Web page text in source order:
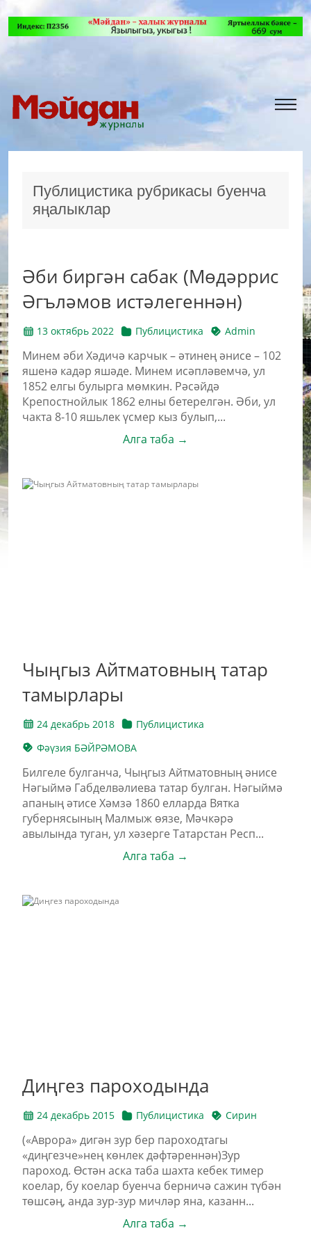
Публицистика рубрикасы буенча
яңалыклар
Әби биргән сабак (Мөдәррис
Әгъләмов истәлегеннән)
13 октябрь 2022 Публицистика Admin
Минем әби Хәдичә карчык – әтинең әнисе – 102
яшенә кадәр яшәде. Минем исәпләвемчә, ул
1852 елгы булырга мөмкин. Рәсәйдә
Крепостнойлык 1862 елны бете­релгән. Әби, ул
чакта 8-10 яшьлек үсмер кыз булып,...
Алга таба →
Чыңгыз Айтматовның татар
тамырлары
24 декабрь 2018
Публицистика
Фәүзия БӘЙРӘМОВА
Билгеле булганча, Чыңгыз Айтматовның әнисе
Нәгыймә Габделвәлиева татар булган. Нәгыймә
апаның әтисе Хәмзә 1860 елларда Вятка
губернясының Малмыж өязе, Мәчкәрә
авылында туган, ул хәзерге Татарстан Респ...
Алга таба →
Диңгез пароходында
24 декабрь 2015 Публицистика Сирин
(«Аврора» дигән зур бер пароходтагы
«диңгезче»нең көнлек дәфтәреннән)Зур
пароход. Өстән аска таба шахта кебек тимер
коелар, бу коелар буенча берничә сажин түбән
төшсәң, анда зур-зур мичләр яна, казанн...
Алга таба →